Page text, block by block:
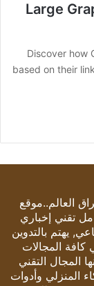
Large
[ad_1] Discover
based on their
العالم..موقع
تقني إخباري
يهتم بالتدوين
كافة المجالات
المجال التقني
المنزلي وأدوات